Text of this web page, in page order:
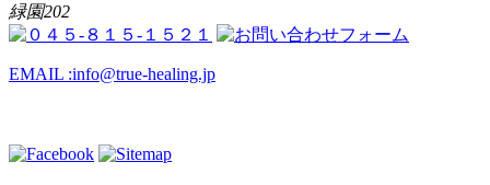
緑園202
EMAIL :info@true-healing.jp